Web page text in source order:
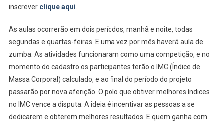
inscrever clique aqui
As aulas ocorrerão em dois períodos, manhã e noite, todas
segundas e quartas-feiras. E uma vez por mês haverá aula de
zumba. As atividades funcionaram como uma competição, e no
momento do cadastro os participantes terão o IMC (Índice de
Massa Corporal) calculado, e ao final do período do projeto
passarão por nova aferição. O polo que obtiver melhores índices
no IMC vence a disputa. A ideia é incentivar as pessoas a se
dedicarem e obterem melhores resultados. E quem ganha com